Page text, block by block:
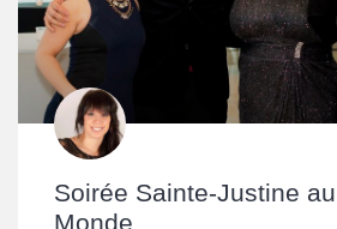
Soirée Sainte-Justine
Monde